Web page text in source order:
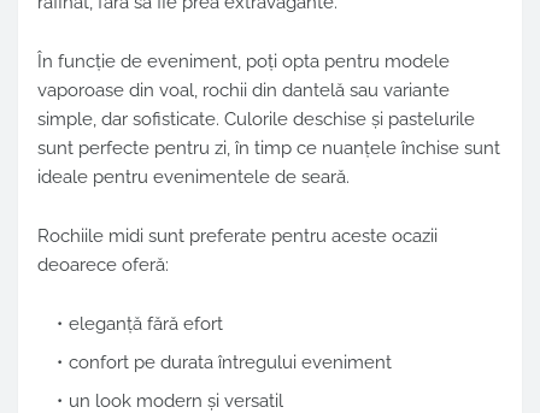
În funcție de eveniment, poți opta pentru modele
vaporoase din voal, rochii din dantelă sau variante
simple, dar sofisticate. Culorile deschise și pastelurile
sunt perfecte pentru zi, în timp ce nuanțele închise sunt
ideale pentru evenimentele de seară.
Rochiile midi sunt preferate pentru aceste ocazii
deoarece oferă:
eleganță fără efort
confort pe durata întregului eveniment
un look modern și versatil